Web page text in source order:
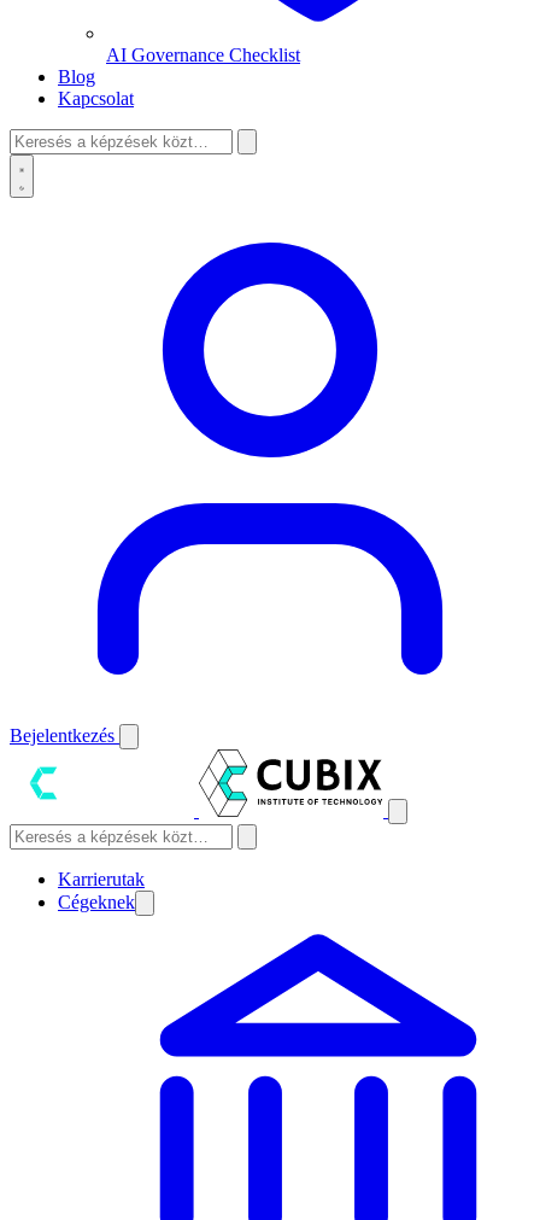
AI Governance Checklist
Blog
Kapcsolat
Bejelentkezés
Karrierutak
Cégeknek